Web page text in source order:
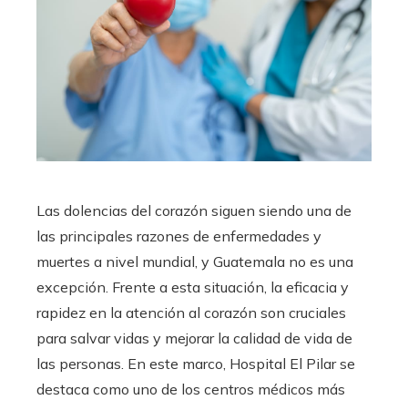
Las dolencias del corazón siguen siendo una de
las principales razones de enfermedades y
muertes a nivel mundial, y Guatemala no es una
excepción. Frente a esta situación, la eficacia y
rapidez en la atención al corazón son cruciales
para salvar vidas y mejorar la calidad de vida de
las personas. En este marco, Hospital El Pilar se
destaca como uno de los centros médicos más